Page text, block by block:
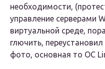
необходимости,
управление серверами
виртуальной среде,
глючить,
фото, основная то ОС